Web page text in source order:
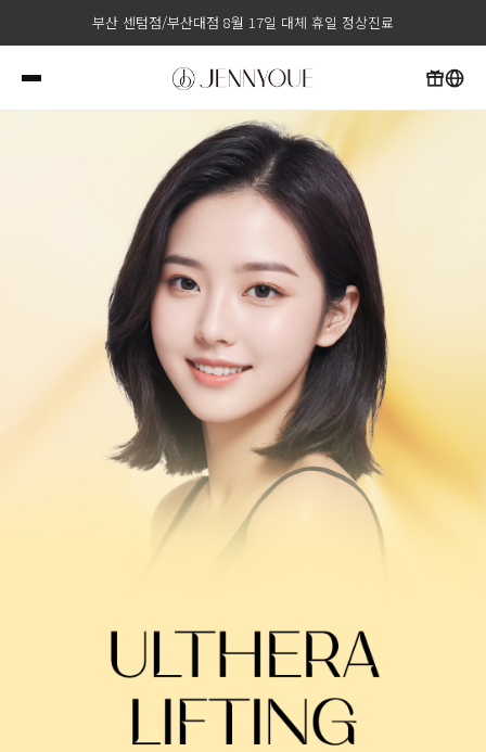
부산 센텀점 매주 수요일 레이저 제모 정기 휴진
부산 센텀점/부산대점 8월 15일 광복절 휴진
부산 센텀점/부산대점 8월 17일 대체 휴일 정상진료
부산 센텀점 매주 수요일 레이저 제모 정기 휴진